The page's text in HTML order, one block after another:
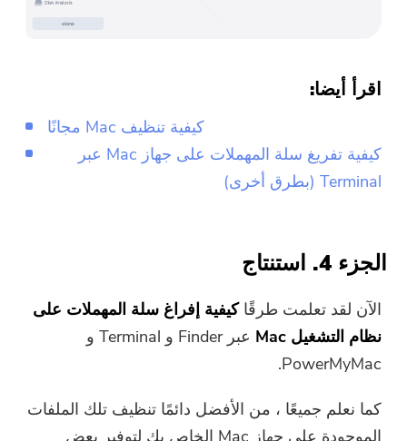
اقرأ أيضا:
كيفية تنظيف Mac مجانًا
كيفية تفريغ سلة المهملات على جهاز Mac عبر
Terminal (بطرق أخرى)
الجزء 4. استنتاج
الآن لقد تعلمت طرقًاكيفية إفراغ سلة المهملات على
نظام التشغيل Mac
عبر Finder و Terminal و
PowerMyMac.
كما نعلم جميعًا ، من الأفضل دائمًا تنظيف تلك الملفات